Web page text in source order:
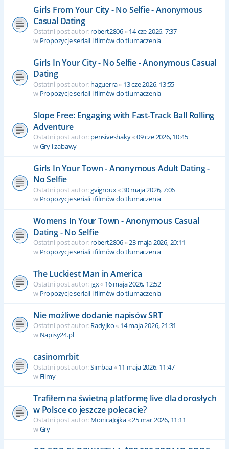
Girls From Your City - No Selfie - Anonymous
Casual Dating
Ostatni post autor: robert2806«14 cze 2026, 7:37
w Propozycje seriali i filmów do tłumaczenia
Girls In Your City - No Selfie - Anonymous Casual
Dating
Ostatni post autor: haguerra« 13 cze 2026, 13:55
w Propozycje seriali i filmów do tłumaczenia
Slope Free: Engaging with Fast-Track Ball Rolling
Adventure
Ostatni post autor: pensiveshaky«09 cze 2026, 10:45
wGry i zabawy
Girls In Your Town - Anonymous Adult Dating -
No Selfie
Ostatni post autor:gvigroux«30 maja 2026, 7:06
w Propozycje seriali i filmów do tłumaczenia
Womens In Your Town - Anonymous Casual
Dating - No Selfie
Ostatni post autor: robert2806«23 maja 2026, 20:11
w Propozycje seriali i filmów do tłumaczenia
The Luckiest Man in America
Ostatni post autor: jgx« 16 maja 2026, 12:52
w Propozycje seriali i filmów do tłumaczenia
Nie możliwe dodanie napisów SRT
Ostatni post autor: Radyjko« 14 maja 2026, 21:31
w Napisy24.pl
casinomrbit
Ostatni post autor:Simbaa«11 maja 2026, 11:47
w Filmy
Trafiłem na świetną platformę live dla dorosłych
w Polsce co jeszcze polecacie?
Ostatni post autor: MonicaJojka«25 mar 2026, 11:11
wGry